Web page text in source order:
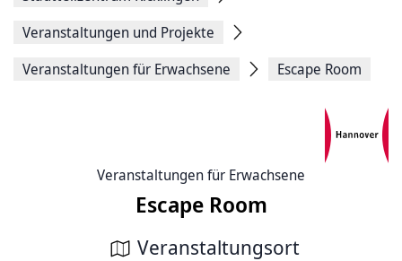
Veranstaltungen und Projekte
Veranstaltungen für Erwachsene
Escape Room
Veranstaltungen für Erwachsene
Escape Room
Veranstaltungsort